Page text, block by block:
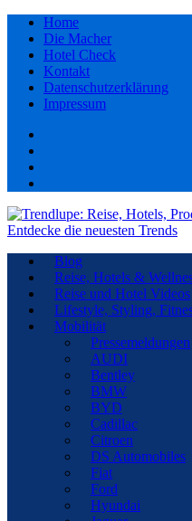
Home
Die Macher
Hotel Check
Kontakt
Datenschutzerklärung
Impressum
Blog
Reise, Hotels &
Reise und Hotel Videos
Lifestyle, Styling,
Mobilität
Pressemeldungen
AUDI
Bentley
BMW
BYD
Cadillac
Citroen
DS Automobiles
Fiat
Ford
Hyundai